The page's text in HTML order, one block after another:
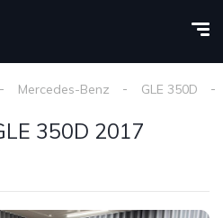
Mercedes-Benz GLE 350D
350D 2017